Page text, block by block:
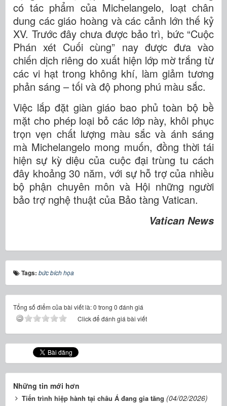
có tác phẩm của Michelangelo, loạt chân
dung các giáo hoàng và các cảnh lớn thế kỷ
XV. Trước đây chưa được bảo trì, bức “Cuộc
Phán xét Cuối cùng” nay được đưa vào
chiến dịch riêng do xuất hiện lớp mờ trắng từ
các vi hạt trong không khí, làm giảm tương
phản sáng – tối và độ phong phú màu sắc.
Việc lắp đặt giàn giáo bao phủ toàn bộ bề
mặt cho phép loại bỏ các lớp này, khôi phục
trọn vẹn chất lượng màu sắc và ánh sáng
mà Michelangelo mong muốn, đồng thời tái
hiện sự kỳ diệu của cuộc đại trùng tu cách
đây khoảng 30 năm, với sự hỗ trợ của nhiều
bộ phận chuyên môn và Hội những người
bảo trợ nghệ thuật của Bảo tàng Vatican.
Vatican News
Tags: bức bích họa
Tổng số điểm của bài viết là: 0 trong 0 đánh giá
Click để đánh giá bài viết
Những tin mới hơn
Tiến trình hiệp hành tại châu Á đang gia tăng (04/02/2026)